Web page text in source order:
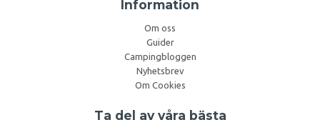
Information
Om oss
Guider
Campingbloggen
Nyhetsbrev
Om Cookies
Ta del av våra bästa